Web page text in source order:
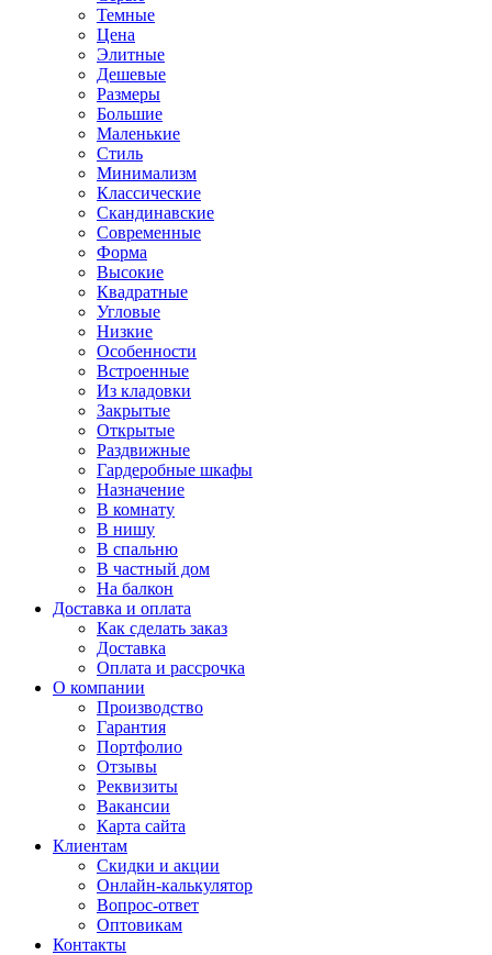
Темные
Цена
Элитные
Дешевые
Размеры
Большие
Маленькие
Стиль
Минимализм
Классические
Скандинавские
Современные
Форма
Высокие
Квадратные
Угловые
Низкие
Особенности
Встроенные
Из кладовки
Закрытые
Открытые
Раздвижные
Гардеробные шкафы
Назначение
В комнату
В нишу
В спальню
В частный дом
На балкон
Доставка и оплата
Как сделать заказ
Доставка
Оплата и рассрочка
О компании
Производство
Гарантия
Портфолио
Отзывы
Реквизиты
Вакансии
Карта сайта
Клиентам
Скидки и акции
Онлайн-калькулятор
Вопрос-ответ
Оптовикам
Контакты